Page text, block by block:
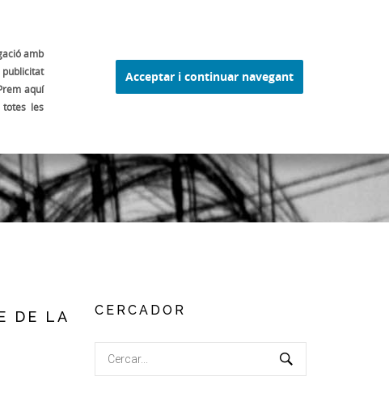
amb
aquí
totes les
Acceptar i continuar navegant
DE LA
CERCADOR